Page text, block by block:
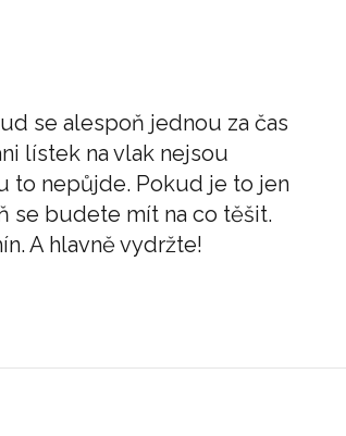
se alespoň jednou za čas
lístek na vlak nejsou
to nepůjde. Pokud je to jen
se budete mít na co těšit.
A hlavně vydržte!